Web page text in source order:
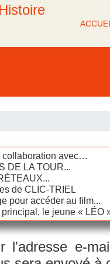
collaboration avec…
DE LA TOUR...
de CLIC-TRIEL
pour accéder au film...
le jeune « LÉO
l'adresse e-